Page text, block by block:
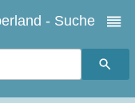
- Suche